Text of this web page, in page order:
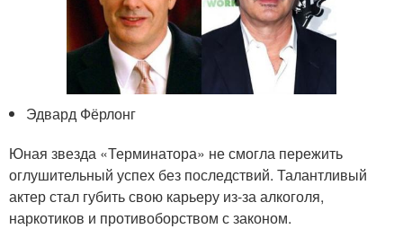
Эдвард Фёрлонг
Юная звезда «Терминатора» не смогла пережить
оглушительный успех без последствий. Талантливый
актер стал губить свою карьеру из-за алкоголя,
наркотиков и противоборством с законом.